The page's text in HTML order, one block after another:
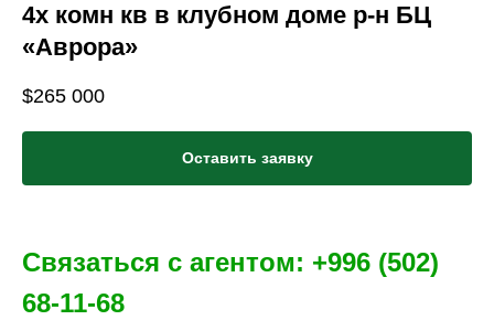
4х комн кв в клубном доме р-н БЦ
«Аврора»
$265 000
Оставить заявку
Связаться с агентом: +996 (502)
68-11-68